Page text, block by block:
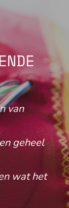
van
geheel
wat het